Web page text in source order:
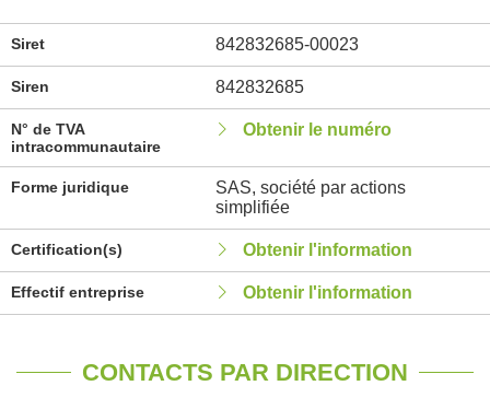
Siret 842832685-00023
Siren 842832685
N° de TVA
intracommunautaire
Obtenir le numéro
Forme juridique
SAS, société par actions
simplifiée
Certification(s) Obtenir l'information
Effectif entreprise Obtenir l'information
CONTACTS PAR DIRECTION